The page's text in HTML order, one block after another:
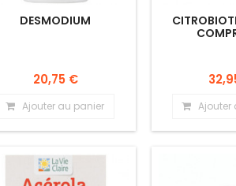
DESMODIUM
20,75 €
Ajouter au panier Ajouter